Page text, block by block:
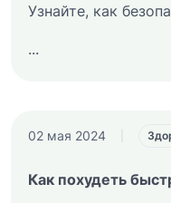
Узнайте, как
...
02 мая 2024
Как похудеть